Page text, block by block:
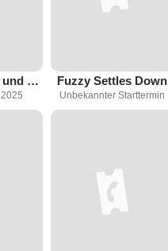
Fuzzy, Räuber und Banditen Fuzzy Settles Down
Unbekannter Starttermin